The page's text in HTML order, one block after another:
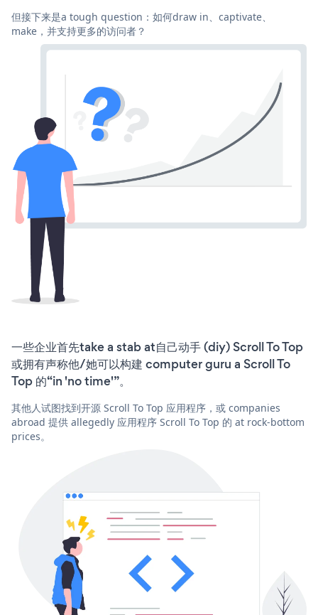
但接下来是a tough question：如何draw in、captivate、
make，并支持更多的访问者？
一些企业首先take a stab at自己动手 (diy) Scroll To Top
或拥有声称他/她可以构建 computer guru a Scroll To
Top 的“in 'no time'”。
其他人试图找到开源 Scroll To Top 应用程序，或 companies
abroad 提供 allegedly 应用程序 Scroll To Top 的 at rock-bottom
prices。